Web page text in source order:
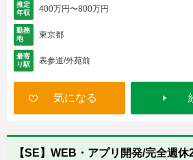
推定
年収
400万円〜800万円
勤務
地
東京都
最寄
り駅
表参道/外苑前
気になる
【SE】WEB・アプリ開発/完全週